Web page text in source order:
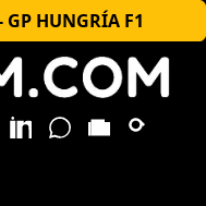
HUNGRÍA F1